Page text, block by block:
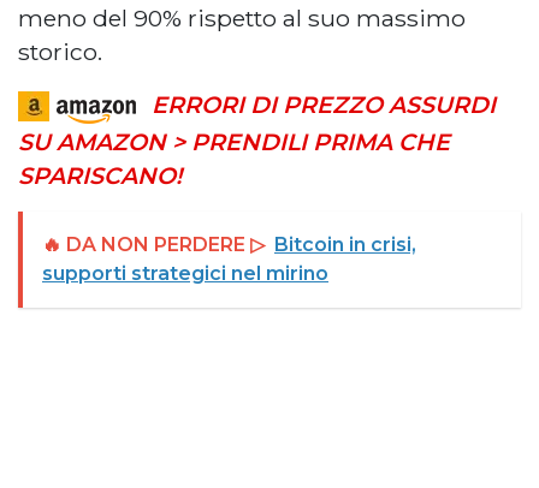
meno del 90% rispetto al suo massimo
storico.
ERRORI DI PREZZO ASSURDI
SU AMAZON > PRENDILI PRIMA CHE
SPARISCANO!
🔥 DA NON PERDERE ▷ Bitcoin in crisi,
supporti strategici nel mirino